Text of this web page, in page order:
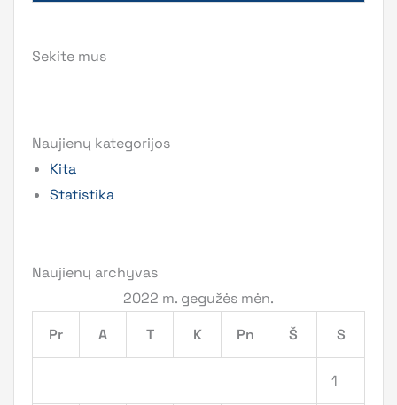
Sekite mus
Naujienų kategorijos
Kita
Statistika
Naujienų archyvas
2022 m. gegužės mėn.
Pr
A T K Pn Š S
1